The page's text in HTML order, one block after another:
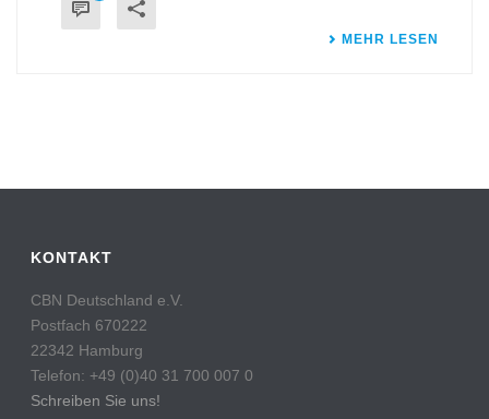
MEHR LESEN
KONTAKT
CBN Deutschland e.V.
Postfach 670222
22342 Hamburg
Telefon: +49 (0)40 31 700 007 0
Schreiben Sie uns!